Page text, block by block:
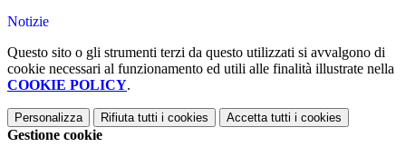
Notizie
Questo sito o gli strumenti terzi da questo utilizzati si avvalgono di
cookie necessari al funzionamento ed utili alle finalità illustrate nella
COOKIE POLICY.
Personalizza Rifiuta tutti i cookies Accetta tutti i cookies
Gestione cookie